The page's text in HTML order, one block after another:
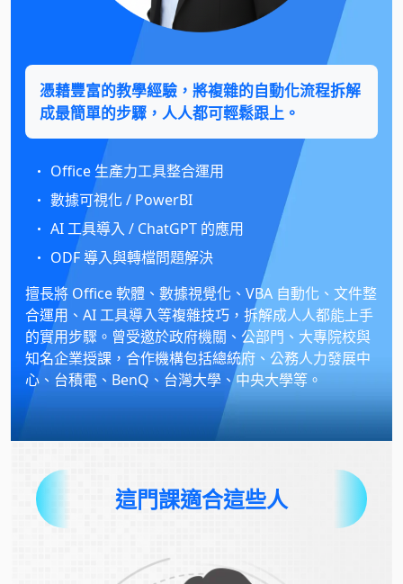
憑藉豐富的教學經驗，將複雜的自動化流程拆解
成最簡單的步驟，人人都可輕鬆跟上。
Office 生產力工具整合運用
數據可視化 / PowerBI
AI 工具導入 / ChatGPT 的應用
ODF 導入與轉檔問題解決
擅長將 Office 軟體、數據視覺化、VBA 自動化、文件整
合運用、AI 工具導入等複雜技巧，拆解成人人都能上手
的實用步驟。曾受邀於政府機關、公部門、大專院校與
知名企業授課，合作機構包括總統府、公務人力發展中
心、台積電、BenQ、台灣大學、中央大學等。
這門課適合這些人